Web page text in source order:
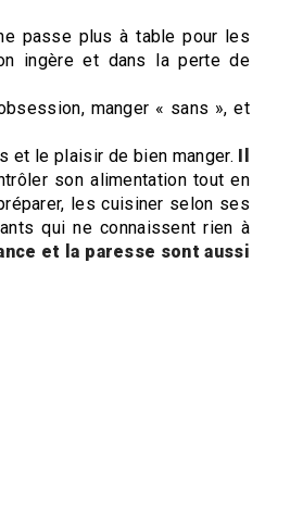
passe plus à table pour les
ingère et dans la perte de
manger « sans », et
et le plaisir de bien manger. Il
son alimentation tout en
les cuisiner selon ses
qui ne connaissent rien à
et la paresse sont aussi